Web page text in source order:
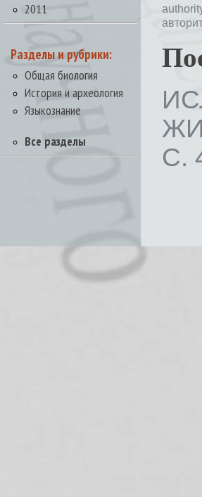
2011
Разделы и рубрики:
Общая биология
История и археология
Языкознание
Все разделы
С.